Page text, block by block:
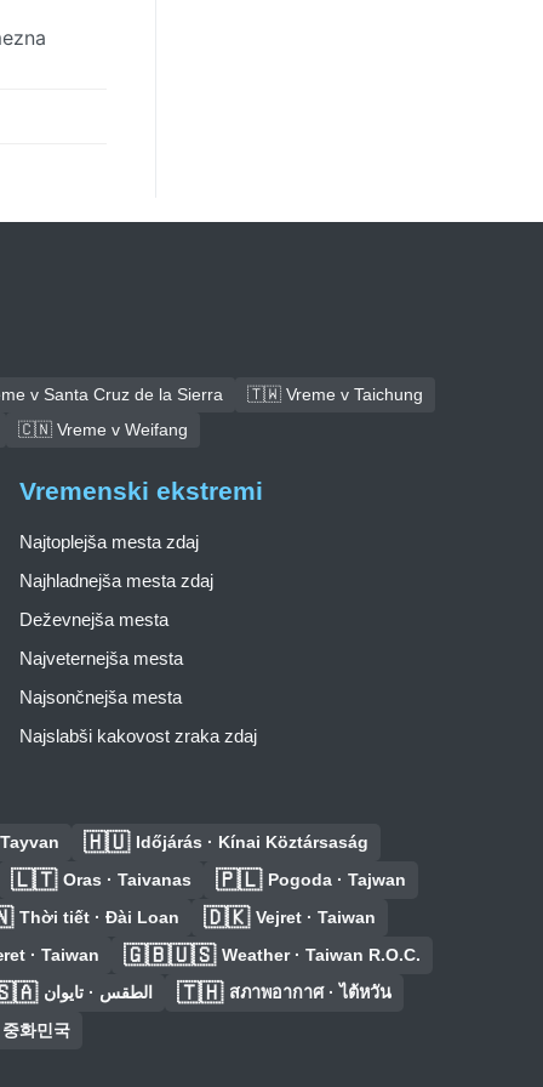
v Santa Cruz de la Sierra
🇹🇼 Vreme v Taichung
🇨🇳 Vreme v Weifang
Vremenski ekstremi
Najtoplejša mesta zdaj
Najhladnejša mesta zdaj
Deževnejša mesta
Najveternejša mesta
Najsončnejša mesta
Najslabši kakovost zraka zdaj
🇭🇺 Időjárás · Kínai Köztársaság
🇱🇹 Oras · Taivanas 🇵🇱 Pogoda · Tajwan
Thời tiết · Đài Loan 🇩🇰 Vejret · Taiwan
· Taiwan 🇬🇧🇺🇸 Weather · Taiwan R.O.C.
الطقس · تايوان 🇹🇭 สภาพอากาศ · ไต้หวัน
중화민국